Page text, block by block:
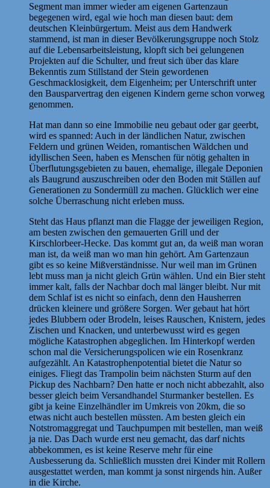
Segment man immer wieder am eigenen Gartenzaun
begegenen wird, egal wie hoch man diesen baut: dem
deutschen Kleinbürgertum. Meist aus dem Handwerk
stammend, ist man in dieser Bevölkerungsgruppe noch Stolz
auf die Lebensarbeitsleistung, klopft sich bei gelungenen
Projekten auf die Schulter, und freut sich über das klare
Bekenntis zum Stillstand der Stein gewordenen
Geschmacklosigkeit, dem Eigenheim; per Unterschrift unter
den Bausparvertrag den eigenen Kindern gerne schon vorweg
genommen.
Hat man dann so eine Immobilie neu gebaut oder gar geerbt,
wird es spanned: Auch in der ländlichen Natur, zwischen
Feldern und grünen Weiden, romantischen Wäldchen und
idyllischen Seen, haben es Menschen für nötig gehalten in
Überflutungsgebieten zu bauen, ehemalige, illegale Deponien
als Baugrund auszuschreiben oder den Boden mit Ställen auf
Generationen zu Sondermüll zu machen. Glücklich wer eine
solche Überraschung nicht erleben muss.
Steht das Haus pflanzt man die Flagge der jeweiligen Region,
am besten zwischen den gemauerten Grill und der
Kirschlorbeer-Hecke. Das kommt gut an, da weiß man woran
man ist, da weiß man wo man hin gehört. Am Gartenzaun
gibt es so keine Mißverständnisse. Nur weil man im Grünen
lebt muss man ja nicht gleich Grün wählen. Und ein Bier steht
immer kalt, falls der Nachbar doch mal länger bleibt. Nur mit
dem Schlaf ist es nicht so einfach, denn den Hausherren
drücken kleinere und größere Sorgen. Wer gebaut hat hört
jedes Blubbern oder Brodeln, leises Rauschen, Knistern, jedes
Zischen und Knacken, und unterbewusst wird es gegen
mögliche Katastrophen abgeglichen. Im Hinterkopf werden
schon mal die Versicherungspolicen wie ein Rosenkranz
aufgezählt. An Katastrophenpotential bietet die Natur so
einiges. Fliegt das Trampolin beim nächsten Sturm auf den
Pickup des Nachbarn? Den hatte er noch nicht abbezahlt, also
besser gleich beim Versandhandel Sturmanker bestellen. Es
gibt ja keine Einzelhändler im Umkreis von 20km, die so
etwas nicht auch bestellen müssten. Am besten gleich ein
Notstromaggregat und Tauchpumpen mit bestellen, man weiß
ja nie. Das Dach wurde erst neu gemacht, das darf nichts
abbekommen, es ist keine Reserve mehr für eine
Ausbesserung da. Schließlich mussten drei Kinder mit Rollern
ausgestattet werden, man kommt ja sonst nirgends hin. Außer
in die Kirche.